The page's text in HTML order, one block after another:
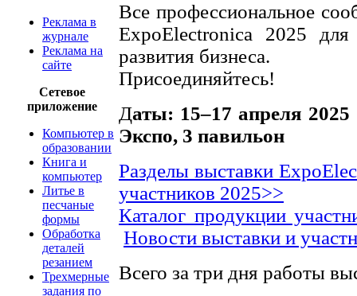
Реклама в
журнале
Реклама на
сайте
Сетевое
приложение
Компьютер в
образовании
Книга и
компьютер
Литье в
песчаные
формы
Обработка
деталей
резанием
Трехмерные
задания по
Все профессиональное
ExpoElectronica 2025
развития бизнеса.
Присоединяйтесь!
Даты: 15–17 апреля
Экспо, 3 павильон
Разделы выставки
участников 2025>>
Каталог продукции
Новости выставки и
Всего за три дня работы